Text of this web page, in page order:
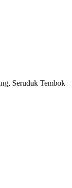
Seruduk Tembok